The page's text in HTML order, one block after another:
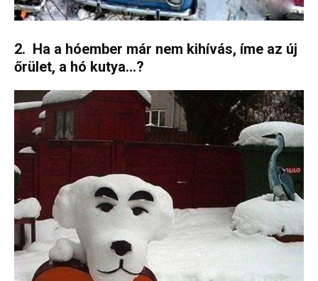
2. Ha a hóember már nem kihívás, íme az új
őrület, a hó kutya…?